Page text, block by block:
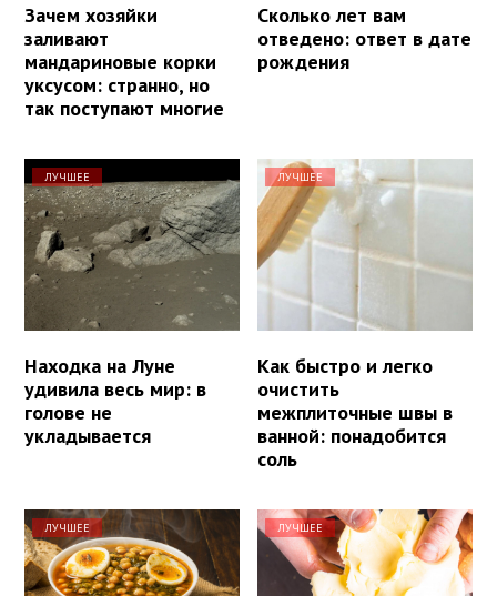
Зачем хозяйки
заливают
мандариновые корки
уксусом: странно, но
так поступают многие
Сколько лет вам
отведено: ответ в дате
рождения
ЛУЧШЕЕ
Находка на Луне
удивила весь мир: в
голове не
укладывается
ЛУЧШЕЕ
Как быстро и легко
очистить
межплиточные швы в
ванной: понадобится
соль
ЛУЧШЕЕ ЛУЧШЕЕ